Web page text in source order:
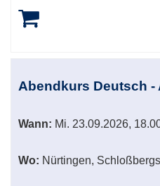
Abendkurs Deutsch -
Wann: Mi. 23.09.2026,
Wo: Nürtingen,